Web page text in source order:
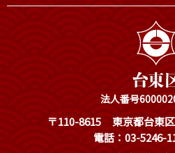
法人番号
〒110-8615
東京都台東
電話：03-5246-